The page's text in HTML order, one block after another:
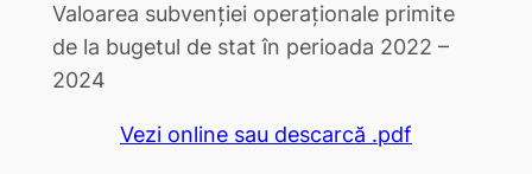
Valoarea subvenției operaționale primite
de la bugetul de stat în perioada 2022 –
2024
Vezi online sau descarcă .pdf